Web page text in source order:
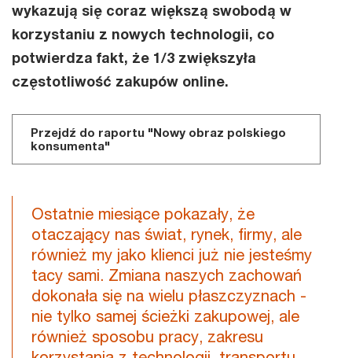
wykazują się coraz większą swobodą w
korzystaniu z nowych technologii, co
potwierdza fakt, że 1/3 zwiększyła
częstotliwość zakupów online.
Przejdź do raportu "Nowy obraz polskiego
konsumenta"
Ostatnie miesiące pokazały, że
otaczający nas świat, rynek, firmy, ale
również my jako klienci już nie jesteśmy
tacy sami. Zmiana naszych zachowań
dokonała się na wielu płaszczyznach -
nie tylko samej ścieżki zakupowej, ale
również sposobu pracy, zakresu